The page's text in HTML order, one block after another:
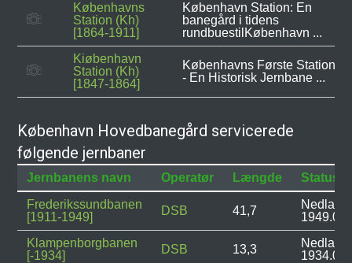
Københavns
Station (Kh)
[1864-1911]
København Station: En
banegård i tidens
rundbuestilKøbenhavn ...
Kiøbenhavn
Station (Kh)
[1847-1864]
Københavns Første Station
- En Historisk Jernbane ...
København Hovedbanegård servicerede
følgende jernbaner
Jernbanens navn Operatør Længde
Status
Frederikssundbanen
[1911-1949]
DSB 41,7
Nedlagt:
Klampenborgbanen
[-1934]
DSB 13,3
Nedlagt: